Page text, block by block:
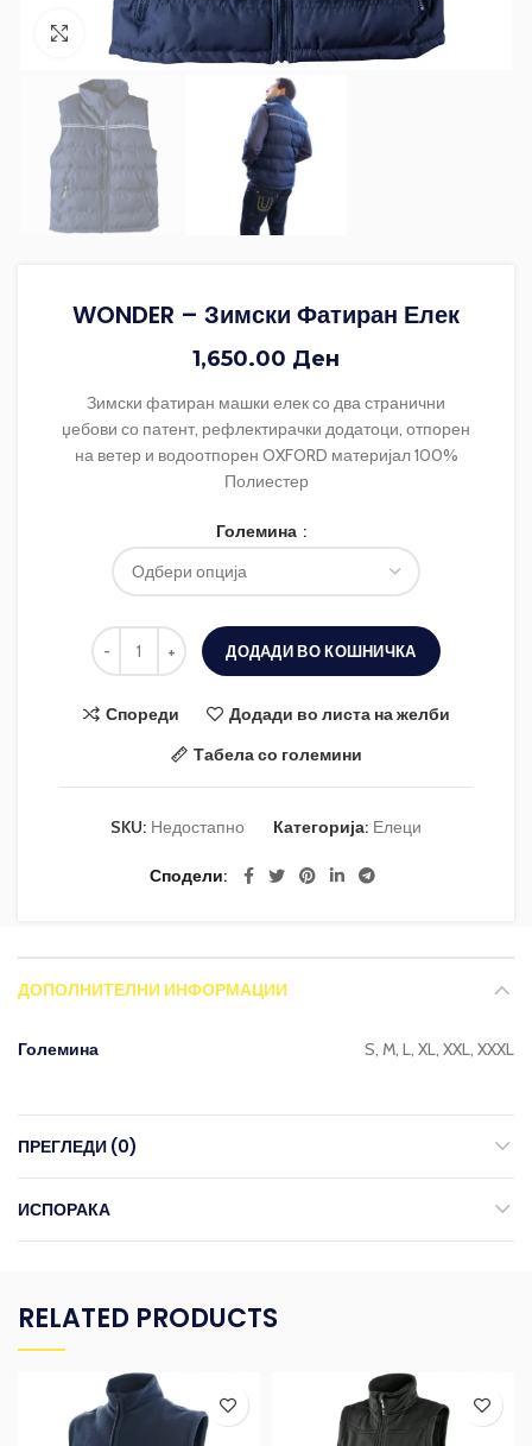
Зголеми ја фотографијата
WONDER – Зимски Фатиран Елек
1,650.00 Ден
Зимски фатиран машки елек со два странични
џебови со патент, рефлектирачки додатоци, отпорен
на ветер и водоотпорен OXFORD материјал 100%
Полиестер
Големина
ДОДАДИ ВО КОШНИЧКА
Спореди
Додади во листа на желби
Табела со големини
SKU: Недостапно Категорија: Елеци
Сподели
ДОПОЛНИТЕЛНИ ИНФОРМАЦИИ
Големина S, M, L, XL, XXL, XXXL
ПРЕГЛЕДИ (0)
ИСПОРАКА
RELATED PRODUCTS